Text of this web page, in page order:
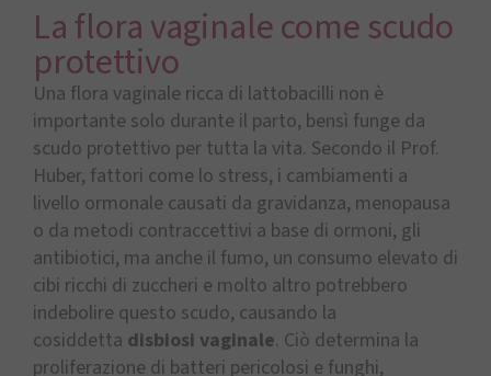
La flora vaginale come scudo
protettivo
Una flora vaginale ricca di lattobacilli non è
importante solo durante il parto, bensì funge da
scudo protettivo per tutta la vita. Secondo il Prof.
Huber, fattori come lo stress, i cambiamenti a
livello ormonale causati da gravidanza, menopausa
o da metodi contraccettivi a base di ormoni, gli
antibiotici, ma anche il fumo, un consumo elevato di
cibi ricchi di zuccheri e molto altro potrebbero
indebolire questo scudo, causando la
cosiddetta disbiosi vaginale. Ciò determina la
proliferazione di batteri pericolosi e funghi,